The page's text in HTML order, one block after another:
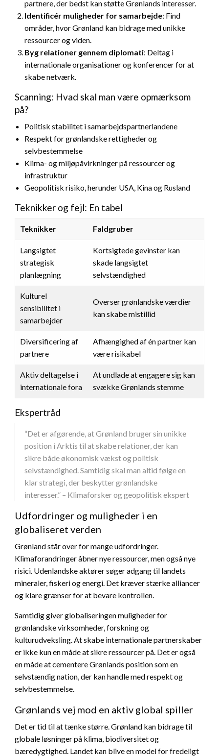
partnere, der bedst kan støtte Grønlands interesser.
Identificér muligheder for samarbejde: Find
områder, hvor Grønland kan bidrage med unikke
ressourcer og viden.
Byg relationer gennem diplomati: Deltag i
internationale organisationer og konferencer for at
skabe netværk.
Scanning: Hvad skal man være opmærksom
på?
Politisk stabilitet i samarbejdspartnerlandene
Respekt for grønlandske rettigheder og
selvbestemmelse
Klima- og miljøpåvirkninger på ressourcer og
infrastruktur
Geopolitisk risiko, herunder USA, Kina og Rusland
Teknikker og fejl: En tabel
Teknikker Faldgruber
Langsigtet
strategisk
planlægning
Kortsigtede gevinster kan
skade langsigtet
selvstændighed
Kulturel
sensibilitet i
samarbejder
Overser grønlandske værdier
kan skabe mistillid
Diversificering af
partnere
Afhængighed af én partner kan
være risikabel
Aktiv deltagelse i
internationale fora
At undlade at engagere sig kan
svække Grønlands stemme
Ekspertråd
“Det er afgørende, at Grønland bruger sin unikke
position i Arktis til at skabe relationer, der kan
sikre både økonomisk vækst og politisk
selvstændighed. Samtidig skal man altid følge en
klar strategi, der beskytter grønlandske
interesser.” – Klimaforsker og geopolitisk ekspert
Udfordringer og muligheder i en
globaliseret verden
Grønland står over for mange udfordringer.
Klimaforandringer åbner nye ressourcer, men også nye
risici. Udenlandske aktører søger adgang til landets
mineraler, fiskeri og energi. Det kræver stærke alliancer
og klare grænser for at bevare kontrollen.
Samtidig giver globaliseringen muligheder for
grønlandske virksomheder, forskning og
kulturudveksling. At skabe internationale partnerskaber
er ikke kun en måde at sikre ressourcer på. Det er også
en måde at cementere Grønlands position som en
selvstændig nation, der kan handle med respekt og
selvbestemmelse.
Grønlands vej mod en aktiv global spiller
Det er tid til at tænke større. Grønland kan bidrage til
globale løsninger på klima, biodiversitet og
bæredygtighed. Landet kan blive en model for fredeligt